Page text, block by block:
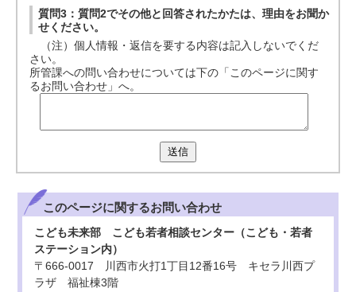
質問3：質問2でその他と回答されたかたは、理由をお聞か
せください。
（注）個人情報・返信を要する内容は記入しないでくだ
さい。
所管課への問い合わせについては下の「このページに関す
るお問い合わせ」へ。
送信
このページに関するお問い合わせ
こども未来部 こども若者相談センター（こども・若者
ステーション内）
〒666-0017 川西市火打1丁目12番16号 キセラ川西プ
ラザ 福祉棟3階